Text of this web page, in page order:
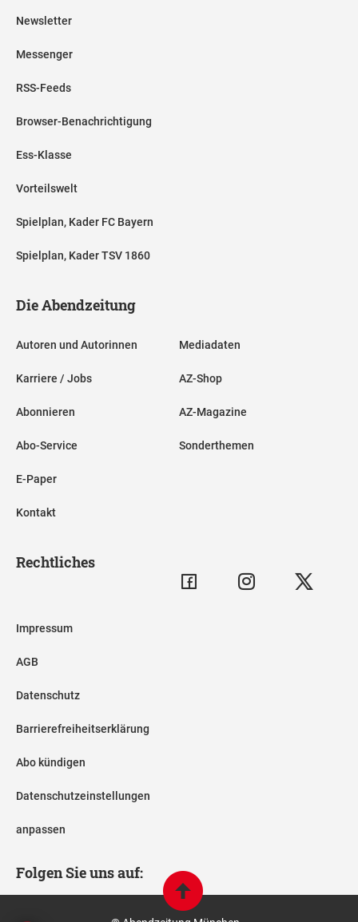
Newsletter
Messenger
RSS-Feeds
Browser-Benachrichtigung
Ess-Klasse
Vorteilswelt
Spielplan, Kader FC Bayern
Spielplan, Kader TSV 1860
Die Abendzeitung
Autoren und Autorinnen
Karriere / Jobs
Abonnieren
Abo-Service
E-Paper
Kontakt
Mediadaten
AZ-Shop
AZ-Magazine
Sonderthemen
Rechtliches
Impressum
AGB
Datenschutz
Barrierefreiheitserklärung
Abo kündigen
Datenschutzeinstellungen
anpassen
Folgen Sie uns auf: